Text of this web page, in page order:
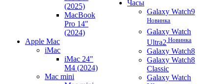
(2025)
MacBook
Pro 14"
(2024)
Apple Mac
iMac
iMac 24"
M4 (2024)
Mac mini
Часы
Galaxy Watch9
Новинка
Galaxy Watch
Ultra2 Новинка
Galaxy Watch8
Galaxy Watch8
Classic
Galaxy Watch